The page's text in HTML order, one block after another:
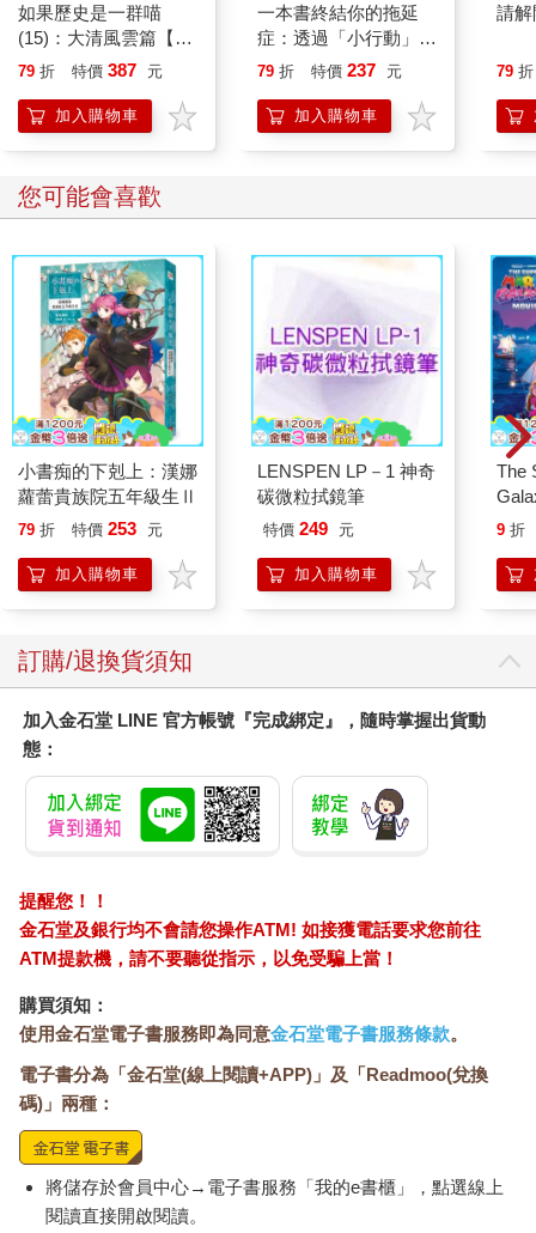
如果歷史是一群喵
(15)：大清風雲篇【萌
貓漫畫學歷史】
79 折 特價 387 元
加入購物車
一本書終結你的拖延
症：透過「小行動」打
開大腦的行動開關，懶
的37個科學方法
79 折 特價 237 元
加入購物車
請解
79 折
您可能會喜歡
小書痴的下剋上：漢娜
蘿蕾貴族院五年級生Ⅱ
79 折 特價 253 元
加入購物車
LENSPEN LP－1 神奇
碳微粒拭鏡筆
特價 249 元
加入購物車
The
9 折
訂購/退換貨須知
加入金石堂 LINE 官方帳號『完成綁定』，隨時掌握出貨動
態：
提醒您！！
金石堂及銀行均不會請您操作ATM! 如接獲電話要求您前往
ATM提款機，請不要聽從指示，以免受騙上當！
購買須知：
使用金石堂電子書服務即為同意金石堂電子書服務條款。
電子書分為「金石堂(線上閱讀+APP)」及「Readmoo(兌換
碼)」兩種：
將儲存於會員中心→電子書服務「我的e書櫃」，點選線上
閱讀直接開啟閱讀。